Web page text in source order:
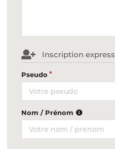
Inscription express
Pseudo
Nom / Prénom